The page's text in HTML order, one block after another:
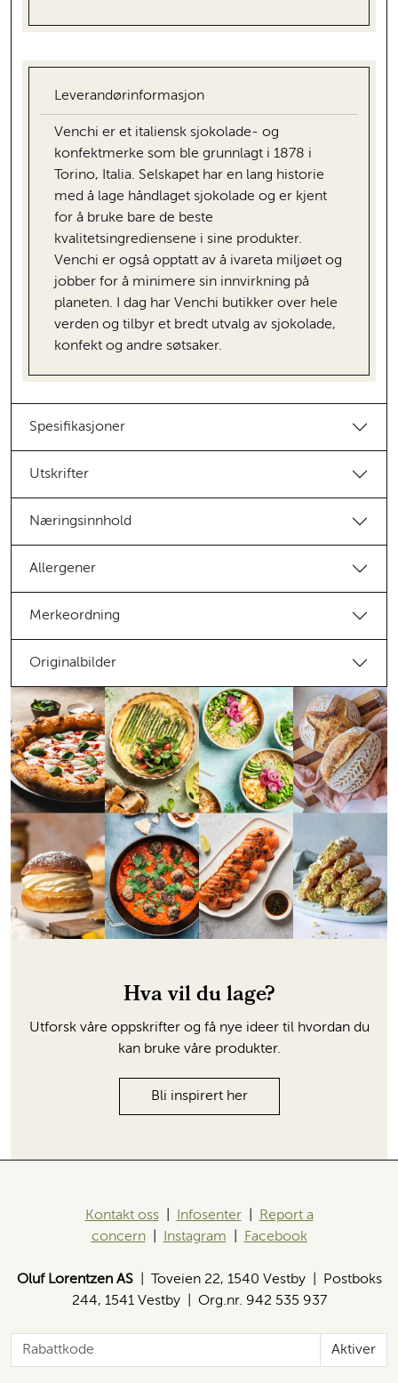
Leverandørinformasjon
Venchi er et italiensk sjokolade- og
konfektmerke som ble grunnlagt i 1878 i
Torino, Italia. Selskapet har en lang historie
med å lage håndlaget sjokolade og er kjent
for å bruke bare de beste
kvalitetsingrediensene i sine produkter.
Venchi er også opptatt av å ivareta miljøet og
jobber for å minimere sin innvirkning på
planeten. I dag har Venchi butikker over hele
verden og tilbyr et bredt utvalg av sjokolade,
konfekt og andre søtsaker.
Spesifikasjoner
Utskrifter
Næringsinnhold
Allergener
Merkeordning
Originalbilder
Hva vil du lage?
Utforsk våre oppskrifter og få nye ideer til hvordan du
kan bruke våre produkter.
Bli inspirert her
Kontakt oss| Infosenter|
Report a
concern| Instagram Facebook
Oluf Lorentzen AS| Toveien 22, 1540 Vestby | Postboks
244, 1541 Vestby | Org.nr. 942 535 937
Aktiver